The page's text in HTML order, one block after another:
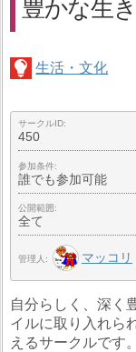
豊かな生
生活・文化
サークルID
450
参加条件
誰でも参加可能
公開範囲
全て
管理人 マッコリ
自分らしく、深く
イルに取り入れら
えるサークルです。